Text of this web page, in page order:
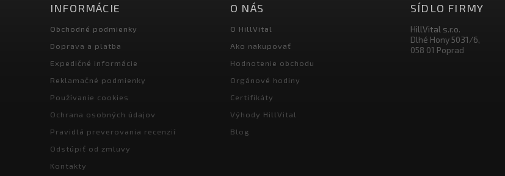
INFORMÁCIE
Obchodné podmienky
Doprava a platba
Expedičné informácie
Reklamačné podmienky
Používanie cookies
Ochrana osobných údajov
Pravidlá preverovania recenzií
Odstúpiť od zmluvy
Kontakty
O NÁS
O HillVital
Ako nakupovať
Hodnotenie obchodu
Orgánové hodiny
Certifikáty
Výhody HillVital
Blog
SÍDLO FIRMY
HillVital s.r.o.
Dlhé Hony 5031/6,
058 01 Poprad